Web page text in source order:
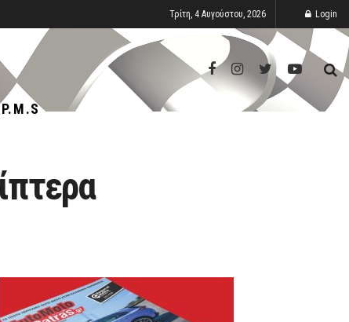
Τρίτη, 4 Αυγούστου, 2026 Login
P.M.S